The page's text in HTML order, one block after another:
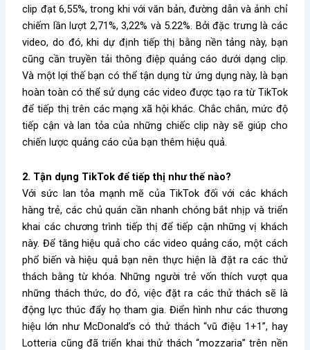
clip đạt 6,55%, trong khi với văn bản, đường dẫn và ảnh chỉ
chiếm lần lượt 2,71%, 3,22% và 5.22%. Bởi đặc trưng là các
video, do đó, khi dự định tiếp thị bằng nền tảng này, bạn
cũng cần truyền tải thông điệp quảng cáo dưới dạng clip.
Và một lợi thế bạn có thể tận dụng từ ứng dụng này, là bạn
hoàn toàn có thể sử dụng các video được tạo ra từ TikTok
để tiếp thị trên các mạng xã hội khác. Chắc chắn, mức độ
tiếp cận và lan tỏa của những chiếc clip này sẽ giúp cho
chiến lược quảng cáo của bạn thêm hiệu quả.
2. Tận dụng TikTok để tiếp thị như thế nào?
Với sức lan tỏa mạnh mẽ của TikTok đối với các khách
hàng trẻ, các chủ quán cần nhanh chóng bắt nhịp và triển
khai các chương trình tiếp thị để tiếp cận những vị khách
này. Để tăng hiệu quả cho các video quảng cáo, một cách
phổ biến và hiệu quả bạn nên thực hiện là đặt ra các thử
thách bằng từ khóa. Những người trẻ vốn thích vượt qua
những thách thức, do đó, việc đặt ra các thử thách sẽ là
động lực thúc đẩy họ tham gia. Điển hình như các thương
hiệu lớn như McDonald’s có thử thách “vũ điệu 1+1”, hay
Lotteria cũng đã triển khai thử thách “mozzaria” trên nền